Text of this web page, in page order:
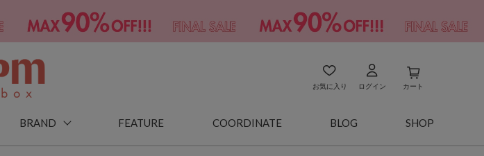
お気に入り ログイン カート
BRAND FEATURE COORDINATE BLOG SHOP